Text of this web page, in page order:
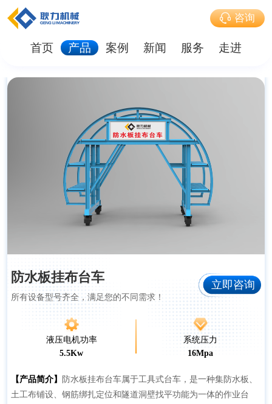
咨询
首页 产品 案例 新闻 服务 走进
防水板挂布台车
所有设备型号齐全，满足您的不同需求！
立即咨询
液压电机功率
5.5Kw
系统压力
16Mpa
【产品简介】
防水板挂布台车属于工具式台车，是一种集防水板、
土工布铺设、钢筋绑扎定位和隧道洞壁找平功能为一体的作业台